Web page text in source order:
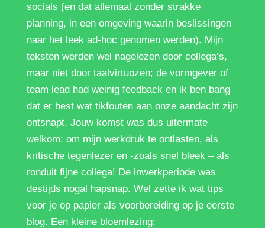
socials (en dat allemaal zonder strakke
planning, in een omgeving waarin beslissingen
naar het leek ad-hoc genomen werden). Mijn
teksten werden wel nagelezen door collega’s,
maar niet door taalvirtuozen; de vormgever of
team lead had weinig feedback en ik ben bang
dat er best wat tikfouten aan onze aandacht zijn
ontsnapt. Jouw komst was dus uitermate
welkom: om mijn werkdruk te ontlasten, als
kritische tegenlezer en -zoals snel bleek – als
ronduit fijne collega! De inwerkperiode was
destijds nogal hapsnap. Wel zette ik wat tips
voor je op papier als voorbereiding op je eerste
blog. Een kleine bloemlezing: